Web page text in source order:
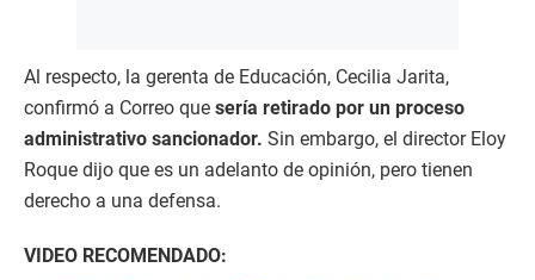
Al respecto, la gerenta de Educación, Cecilia Jarita,
confirmó a Correo que sería retirado por un proceso
administrativo sancionador. Sin embargo, el director Eloy
Roque dijo que es un adelanto de opinión, pero tienen
derecho a una defensa.
VIDEO RECOMENDADO: